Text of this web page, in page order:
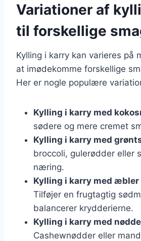
Variationer af
til forskellige
Kylling i karry kan varieres på
at imødekomme forskellige
Her er nogle populære
Kylling i karry med
sødere og mere cremet
Kylling i karry med
broccoli, gulerødder eller
næring.
Kylling i karry med æbler
Tilføjer en frugtagtig
balancerer krydderierne.
Kylling i karry med
Cashewnødder eller